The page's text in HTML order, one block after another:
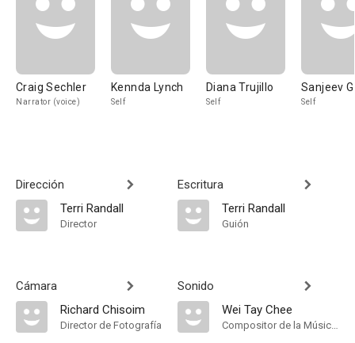
Craig Sechler
Narrator (voice)
Kennda Lynch
Self
Diana Trujillo
Self
Sanjeev
Self
Dirección
Terri Randall
Director
Cámara
Richard Chisoim
Director de Fotografía
Escritura
Terri Randall
Guión
Sonido
Wei Tay Chee
Compositor de la Música Original